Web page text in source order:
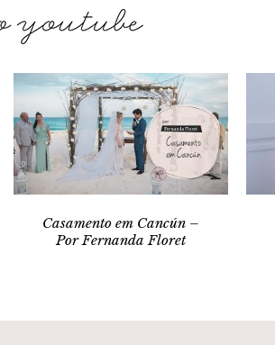
Casamento em Cancún –
Por Fernanda Floret